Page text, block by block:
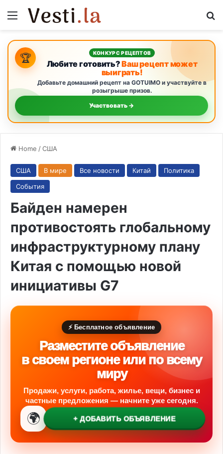
Menu
🏆 КОНКУРС РЕЦЕПТОВ
Любите готовить?Ваш рецепт может
выиграть!
Добавьте домашний рецепт на GOTUIMO и участвуйте в
розыгрыше призов.
Участвовать →
Home /США
США В мире Все новости Китай
Политика
События
Байден намерен
противостоять глобальному
инфраструктурному плану
Китая с помощью новой
инициативы G7
⚡ Бесплатное объявление
Разместите объявление
в своем регионе или по всему
миру
Продажи, услуги, работа, жилье, вещи, бизнес и
частные предложения — начните уже сегодня.
🌍 + ДОБАВИТЬ ОБЪЯВЛЕНИЕ